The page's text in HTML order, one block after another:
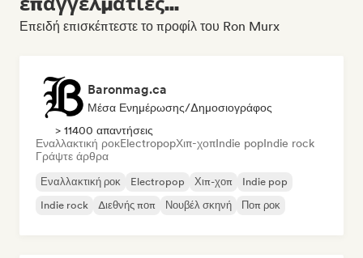
Επειδή επισκέπτεστε το προφίλ του Ron Murx
Baronmag.ca
Μέσα Ενημέρωσης/Δημοσιογράφος
> 11400 απαντήσεις
Εναλλακτική ροκElectropopΧιπ-χοπIndie popIndie rock
Γράψτε άρθρα
Εναλλακτική ροκ Electropop Χιπ-χοπ
Indie pop
Indie rock
Διεθνής ποπ Νουβέλ σκηνή Ποπ ροκ